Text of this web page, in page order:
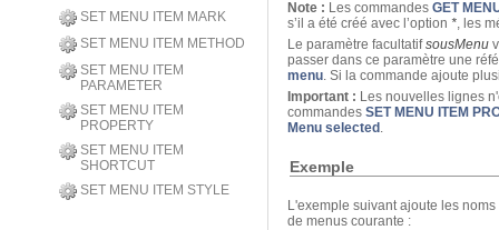
SET MENU ITEM MARK
SET MENU ITEM METHOD
SET MENU ITEM
PARAMETER
SET MENU ITEM
PROPERTY
SET MENU ITEM
SHORTCUT
SET MENU ITEM STYLE
Note : Les commandes GET
s’il a été créé avec l’option *, les
Le paramètre facultatifsousMenu
passer dans ce paramètre une
menu. Si la commande ajoute
Important : Les nouvelles lignes
commandes SET MENU ITEM
Menu selected .
Exemple
L'exemple suivant ajoute les
de menus courante :